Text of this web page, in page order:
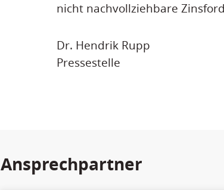
nicht nachvollziehbare
Dr. Hendrik Rupp
Pressestelle
Ansprechpartner